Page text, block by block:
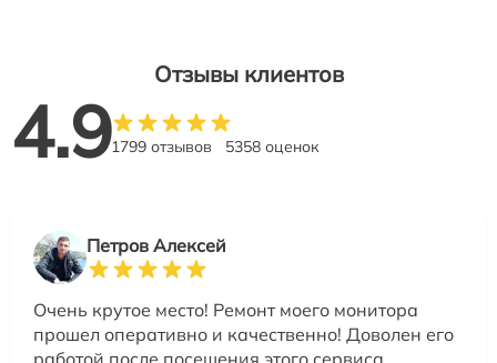
Отзывы клиентов
4.91799 отзывов 5358 оценок
Петров Алексей
Очень крутое место! Ремонт моего монитора
прошел оперативно и качественно! Доволен его
работой после посещения этого сервиса.